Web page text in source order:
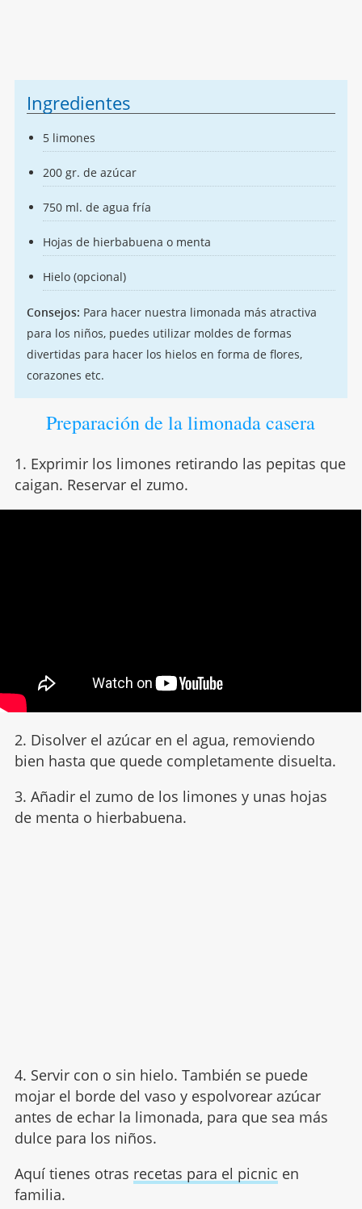
Ingredientes
5 limones
200 gr. de azúcar
750 ml. de agua fría
Hojas de hierbabuena o menta
Hielo (opcional)
Consejos: Para hacer nuestra limonada más atractiva
para los niños, puedes utilizar moldes de formas
divertidas para hacer los hielos en forma de flores,
corazones etc.
Preparación de la limonada casera
1. Exprimir los limones retirando las pepitas que
caigan. Reservar el zumo.
2. Disolver el azúcar en el agua, removiendo
bien hasta que quede completamente disuelta.
3. Añadir el zumo de los limones y unas hojas
de menta o hierbabuena.
4. Servir con o sin hielo. También se puede
mojar el borde del vaso y espolvorear azúcar
antes de echar la limonada, para que sea más
dulce para los niños.
Aquí tienes otras recetas para el picnic en
familia.